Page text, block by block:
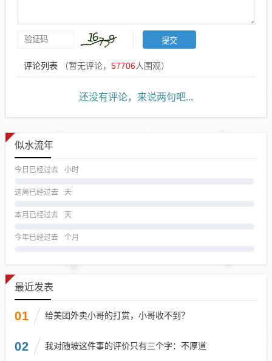
评论列表 （暂无评论， 57706人围观）
还没有评论，来说两句吧...
似水流年
今日已经过去 小时
这周已经过去 天
本月已经过去 天
今年已经过去 个月
最近发表
01 给美团外卖小哥的打赏，小哥收不到？
02 我对随坡这件事的评价只有三个字：不厚道